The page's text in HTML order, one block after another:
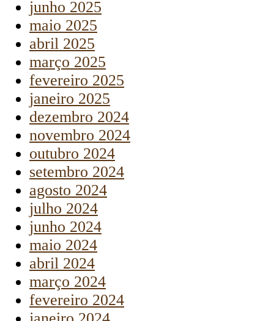
junho 2025
maio 2025
abril 2025
março 2025
fevereiro 2025
janeiro 2025
dezembro 2024
novembro 2024
outubro 2024
setembro 2024
agosto 2024
julho 2024
junho 2024
maio 2024
abril 2024
março 2024
fevereiro 2024